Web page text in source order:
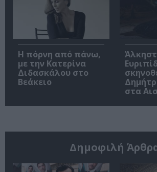
Η πόρνη από πάνω,
με την Κατερίνα
Διδασκάλου στο
Βεάκειο
στα
Δημοφιλή